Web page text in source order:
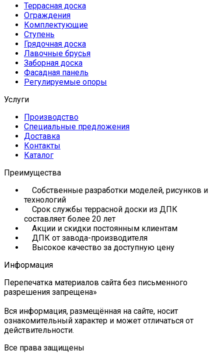
Террасная доска
Ограждения
Комплектующие
Ступень
Грядочная доска
Лавочные брусья
Заборная доска
Фасадная панель
Регулируемые опоры
Услуги
Производство
Специальные предложения
Доставка
Контакты
Каталог
Преимущества
Собственные разработки моделей, рисунков и
технологий
Срок службы террасной доски из ДПК
составляет более 20 лет
Акции и скидки постоянным клиентам
ДПК от завода-производителя
Высокое качество за доступную цену
Информация
Перепечатка материалов сайта без письменного
разрешения запрещена»
Вся информация, размещённая на сайте, носит
ознакомительный характер и может отличаться от
действительности.
Все права защищены